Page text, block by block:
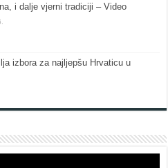
i dalje vjerni tradiciji – Video
izbora za najljepšu Hrvaticu u